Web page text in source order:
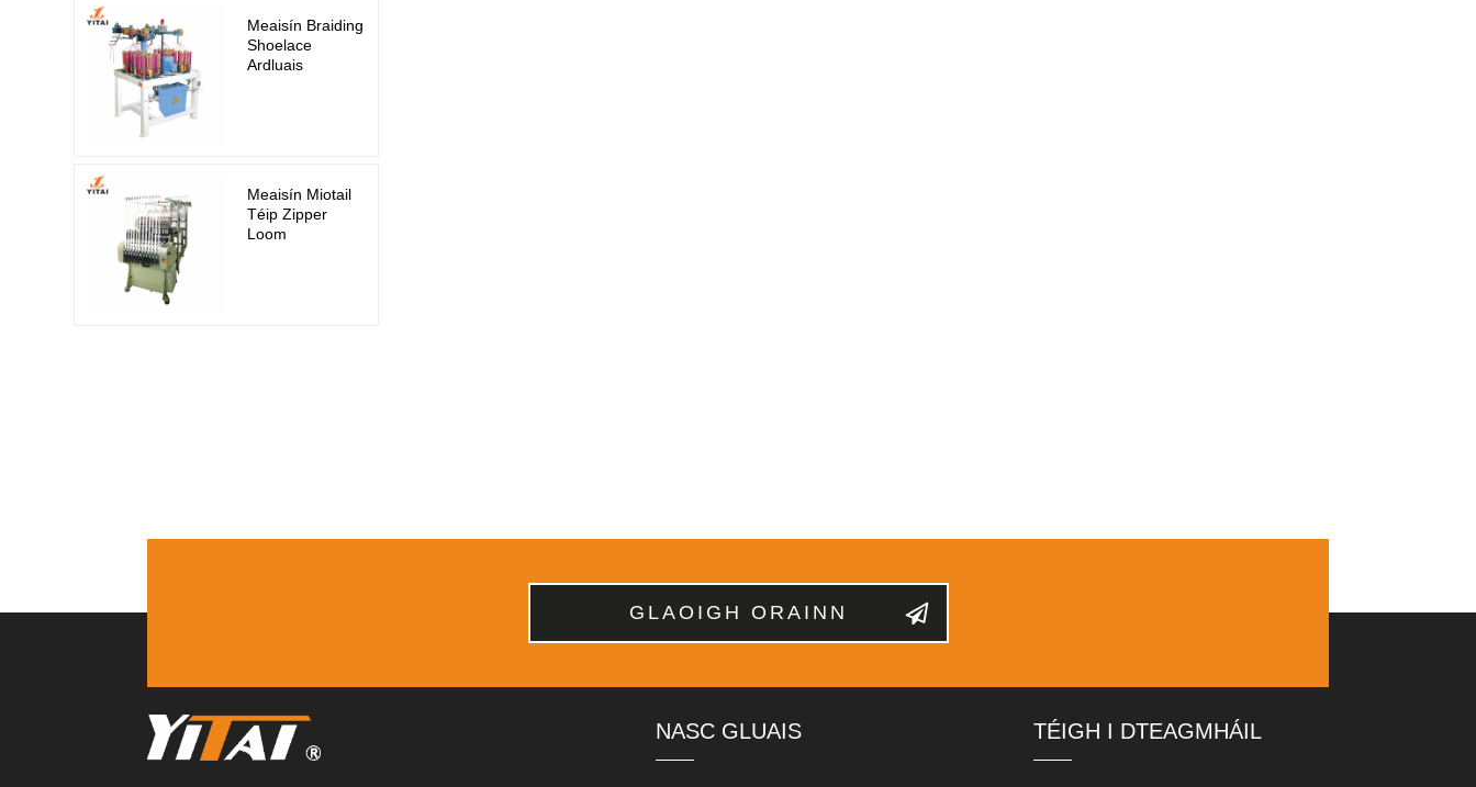
Meaisín Braiding
Shoelace
Ardluais
Meaisín Miotail
Téip Zipper
Loom
GLAOIGH ORAINN
NASC GLUAIS TÉIGH I DTEAGMHÁIL